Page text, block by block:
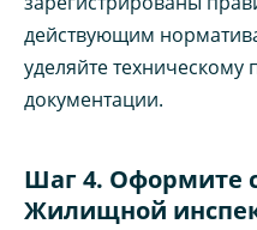
действующим
уделяйте техническому
документации.
Шаг 4. Оформите
Жилищной